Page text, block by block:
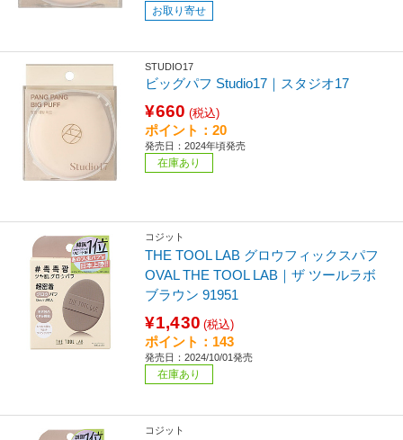
お取り寄せ
STUDIO17
ビッグパフ Studio17｜スタジオ17
¥660 (税込)
ポイント：20
発売日：2024年頃発売
在庫あり
コジット
THE TOOL LAB グロウフィックスパフ
OVAL THE TOOL LAB｜ザ ツールラボ
ブラウン 91951
¥1,430 (税込)
ポイント：143
発売日：2024/10/01発売
在庫あり
コジット